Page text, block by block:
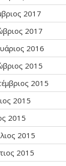
2017
2017
2016
2015
2015
2015
2015
2015
2015